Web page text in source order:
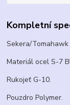
Kompletní
Sekera/Tomahawk
Materiál ocel S-7
Rukojeť G-10.
Pouzdro Polymer.